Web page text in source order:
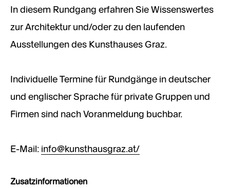
In diesem Rundgang erfahren Sie Wissenswertes
zur Architektur und/oder zu den laufenden
Ausstellungen des Kunsthauses Graz.
Individuelle Termine für Rundgänge in deutscher
und englischer Sprache für private Gruppen und
Firmen sind nach Voranmeldung buchbar.
E-Mail: info@kunsthausgraz.at/
Zusatzinformationen